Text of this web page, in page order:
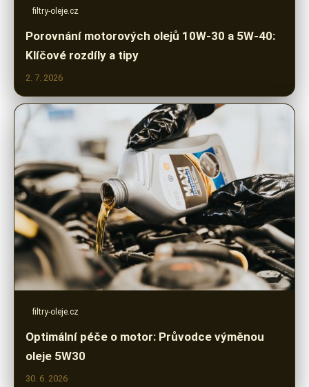
filtry-oleje.cz
Porovnání motorových olejů 10W-30 a 5W-40:
Klíčové rozdíly a tipy
2. 7. 2026
filtry-oleje.cz
Optimální péče o motor: Průvodce výměnou
oleje 5W30
30. 6. 2026